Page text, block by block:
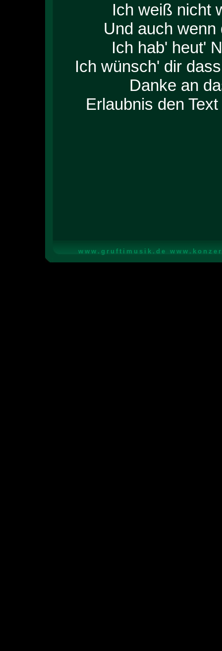
Ich weiß nicht
Und auch
Ich hab' heut'
Ich wünsch' dir
Danke an das
Erlaubnis den
www.gruftimusik.de